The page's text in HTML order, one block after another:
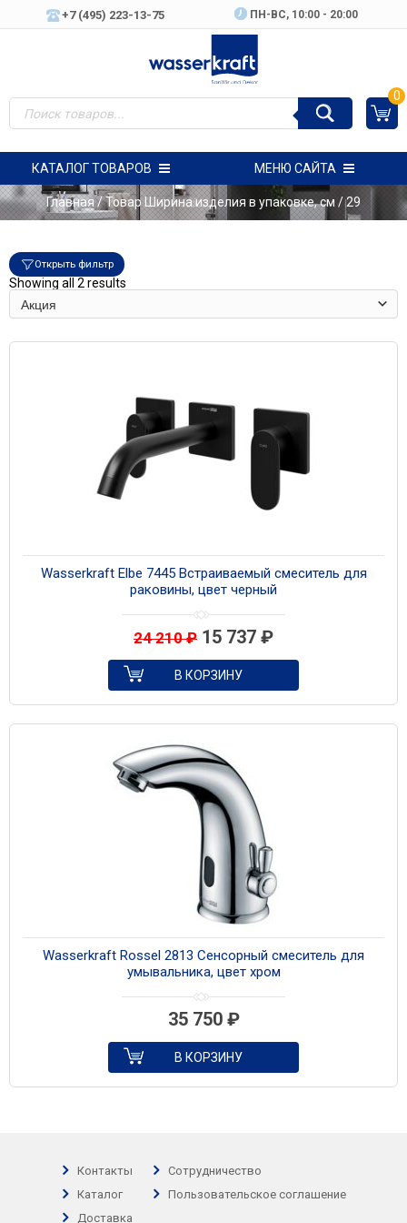
+7 (495) 223-13-75 ПН-ВC, 10:00 - 20:00
0
КАТАЛОГ ТОВАРОВ МЕНЮ САЙТА
Главная/ Товар Ширина изделия в упаковке, см / 29
Открыть фильтр
Showing all 2 results
Wasserkraft Elbe 7445 Встраиваемый смеситель для
раковины, цвет черный
24 210₽ 15 737 ₽
В КОРЗИНУ
Wasserkraft Rossel 2813 Сенсорный смеситель для
умывальника, цвет хром
35 750 ₽
В КОРЗИНУ
Контакты
Каталог
Доставка
Сотрудничество
Пользовательское соглашение